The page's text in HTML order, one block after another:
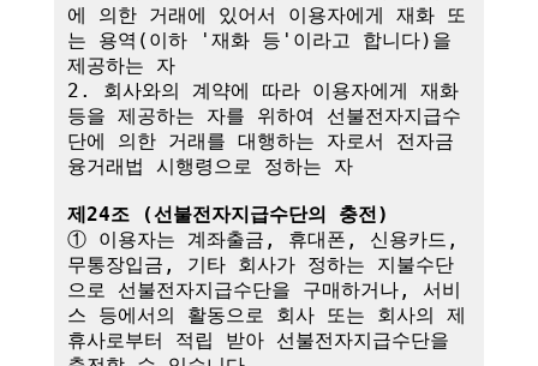
에 의한 거래에 있어서 이용자에게 재화 또
는 용역(이하 '재화 등'이라고 합니다)을
제공하는 자
2. 회사와의 계약에 따라 이용자에게 재화
등을 제공하는 자를 위하여 선불전자지급수
단에 의한 거래를 대행하는 자로서 전자금
융거래법 시행령으로 정하는 자
제24조 (선불전자지급수단의 충전)
① 이용자는 계좌출금, 휴대폰, 신용카드,
무통장입금, 기타 회사가 정하는 지불수단
으로 선불전자지급수단을 구매하거나, 서비
스 등에서의 활동으로 회사 또는 회사의 제
휴사로부터 적립 받아 선불전자지급수단을